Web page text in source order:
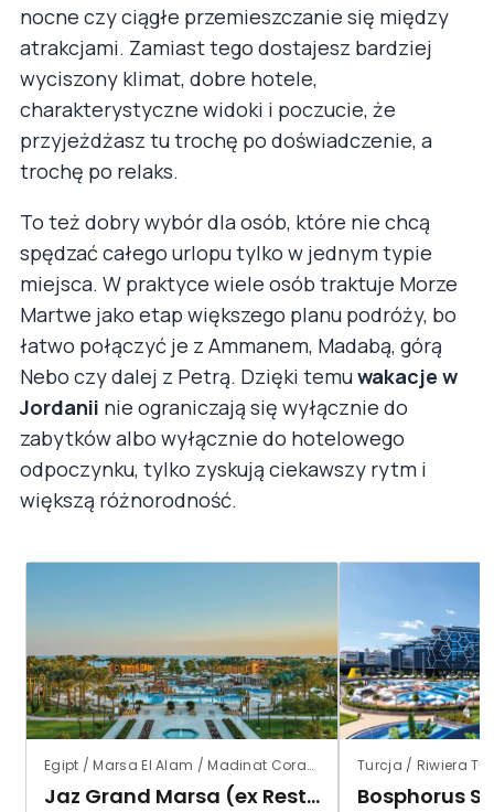
nocne czy ciągłe przemieszczanie się między
atrakcjami. Zamiast tego dostajesz bardziej
wyciszony klimat, dobre hotele,
charakterystyczne widoki i poczucie, że
przyjeżdżasz tu trochę po doświadczenie, a
trochę po relaks.
To też dobry wybór dla osób, które nie chcą
spędzać całego urlopu tylko w jednym typie
miejsca. W praktyce wiele osób traktuje Morze
Martwe jako etap większego planu podróży, bo
łatwo połączyć je z Ammanem, Madabą, górą
Nebo czy dalej z Petrą. Dzięki temuwakacje w
Jordanii nie ograniczają się wyłącznie do
zabytków albo wyłącznie do hotelowego
odpoczynku, tylko zyskują ciekawszy rytm i
większą różnorodność.
Egipt / Marsa El Alam / Madinat Coraya
Jaz Grand Marsa (ex Resta Grand Resort)
Turcja / Riwiera
Bosphorus